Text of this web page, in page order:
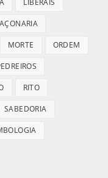
LIBERAIS
MORTE ORDEM
RITO
SABEDORIA